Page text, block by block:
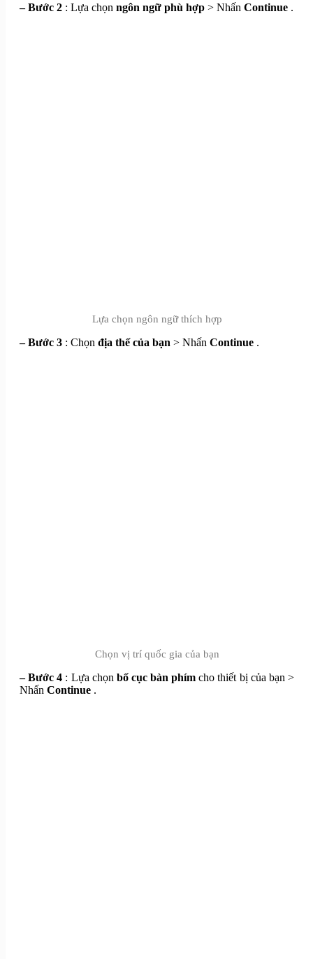
– Bước 2 : Lựa chọn ngôn ngữ phù hợp > Nhấn Continue .
Lựa chọn ngôn ngữ thích hợp
– Bước 3 : Chọn địa thế của bạn > Nhấn Continue .
Chọn vị trí quốc gia của bạn
– Bước 4 : Lựa chọn bố cục bàn phímcho thiết bị của bạn >
Nhấn Continue .